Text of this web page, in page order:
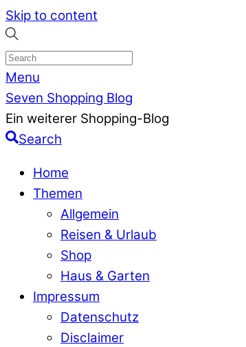
Skip to content
Menu
Seven Shopping Blog
Ein weiterer Shopping-Blog
Search
Home
Themen
Allgemein
Reisen & Urlaub
Shop
Haus & Garten
Impressum
Datenschutz
Disclaimer